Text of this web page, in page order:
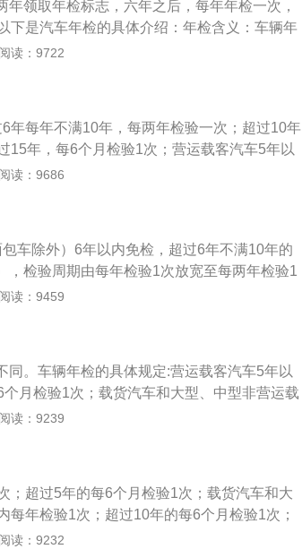
领取年检标志，六年之后，每年年检一次，
下是汽车年检的具体介绍：年检含义：车辆年
行驶证的车辆都必须进行的一项检测，相当
辆6年内免检是指车辆免于上线检验，但车主
测尾气合格后到车管所、机动车登记服务站、
贴到汽车前挡风玻璃右上角。免检政策适用范
策自2014年9月1日起试行。注册登记日期在2
2次;注册登记日期在2010年9月1日至2012年
阅读：9722
年每年不满10年，每两年检验一次；超过10年
15年，每6个月检验1次；营运载客汽车5年以
检验1次。年检的内容：检查发动机、底盘、
辆的制动性、转向操纵性、灯光、排气及其
行技术条件”的要求；检验车辆是否经过改
车辆档案所有登记是否与车况相符，有无变
手续；号牌、行驶证及车上喷印的号牌放大字
是否需要更换；大型汽车是否按照规定在车
）外侧是否按规定喷写放大2~3倍的车号，
喷写有“个体”字样；字迹要求清晰，不得喷
需经车管所批准）。具有下列情况之一的车
清或自行仿制号牌者；车辆改装、改型、技
；未按照规定缴纳养路费和保险者。
阅读：9686
车除外）6年以内免检，超过6年不满10年的
，检验周期由每年检验1次放宽至每两年检验1
检验1次；超过5年，每6个月检验1次。年检
合格的车辆，不准在道路上行驶，也不准转
年限的车辆，不予检验，并收回牌证，注销档
阅读：9459
同。车辆年检的具体规定:营运载客汽车5年以
月检验1次；载货汽车和大型、中型非营运载
10年时，每6个月检验1次；小型、微型非营
检验1次，超过4年的车，每年检验1次；拖拉
机动车在规定检验期限内经安全技术检验合
。车辆年检的目的:车辆年检可以及时消除车
保养，减少交通事故的发生。
阅读：9239
；超过5年的每6个月检验1次；载货汽车和大
每年检验1次；超过10年的每6个月检验1次；
，每两年申领检验标志。从2020年11月20日
阅读：9232